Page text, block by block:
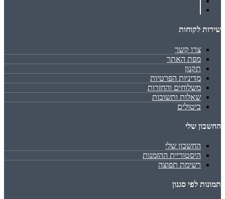
שירות לקוחות
צרו קשר
מפת האתר
תקנון
מדיניות הפרטיות
משלוחים והחזרות
שאלות ותשובות
ביטולים
החשבון שלי
החשבון שלי
היסטוריית ההזמנות
רשימת תפוצה
תמונות לפי סגנון